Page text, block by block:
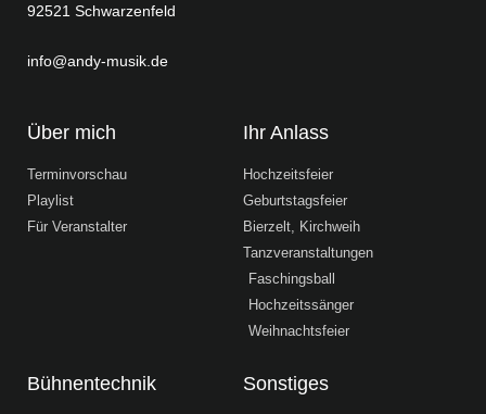
92521 Schwarzenfeld
info@andy-musik.de
Über mich
Terminvorschau
Playlist
Für Veranstalter
Ihr Anlass
Hochzeitsfeier
Geburtstagsfeier
Bierzelt, Kirchweih
Tanzveranstaltungen
Faschingsball
Hochzeitssänger
Weihnachtsfeier
Bühnentechnik Sonstiges